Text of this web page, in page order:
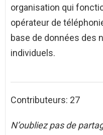
organisation qui
opérateur de
base de données des
individuels.
Contributeurs: 27
N’oubliez pas de